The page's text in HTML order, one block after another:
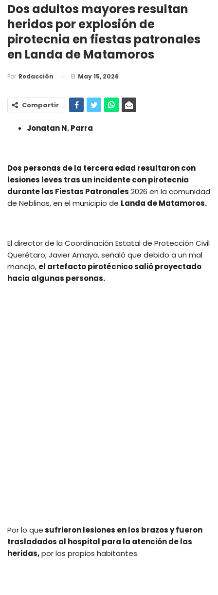
Dos adultos mayores resultan
heridos por explosión de
pirotecnia en fiestas patronales
en Landa de Matamoros
Por Redacción El May 15, 2026
Compartir
Jonatan N. Parra
Dos personas de la tercera edad resultaron con
lesiones leves tras un incidente con pirotecnia
durante las Fiestas Patronales 2026 en la comunidad
de Neblinas, en el municipio de Landa de Matamoros.
El director de la Coordinación Estatal de Protección Civil
Querétaro, Javier Amaya, señaló que debido a un mal
manejo, el artefacto pirotécnico salió proyectado
hacia algunas personas.
Por lo quesufrieron lesiones en los brazos y fueron
trasladados al hospital para la atención de las
heridas,por los propios habitantes.